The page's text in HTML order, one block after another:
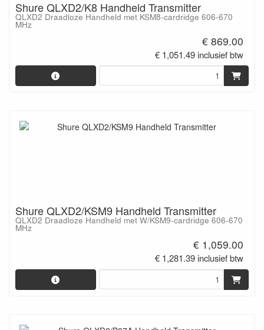
Shure QLXD2/K8 Handheld Transmitter
QLXD2 Draadloze Handheld met KSM8-cardridge 606-670
MHz
€ 869.00
€ 1,051.49 inclusief btw
Shure QLXD2/KSM9 Handheld Transmitter
QLXD2 Draadloze Handheld met W/KSM9-cardridge 606-670
MHz
€ 1,059.00
€ 1,281.39 inclusief btw